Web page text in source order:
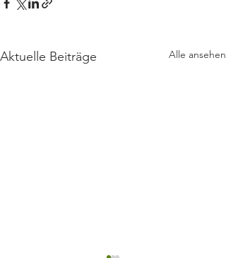
Aktuelle Beiträge Alle ansehen